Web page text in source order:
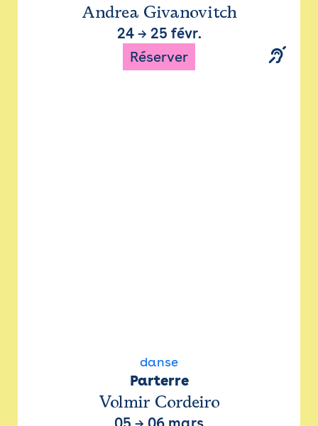
Andrea Givanovitch
24→ 25 févr.
Réserver
danse
Parterre
Volmir Cordeiro